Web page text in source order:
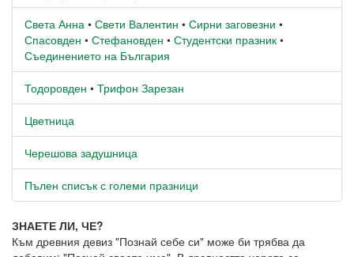
Света Анна • Свети Валентин • Сирни заговезни •
Спасовден • Стефановден • Студентски празник •
Съединението на България
Тодоровден • Трифон Зарезан
Цветница
Черешова задушница
Пълен списък с големи празници
ЗНАЕТЕ ЛИ, ЧЕ?
Към древния девиз "Познай себе си" може би трябва да